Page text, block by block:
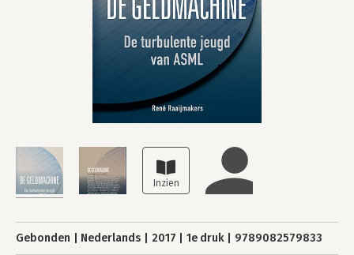
Gebonden Nederlands 2017 1e druk 9789082579833